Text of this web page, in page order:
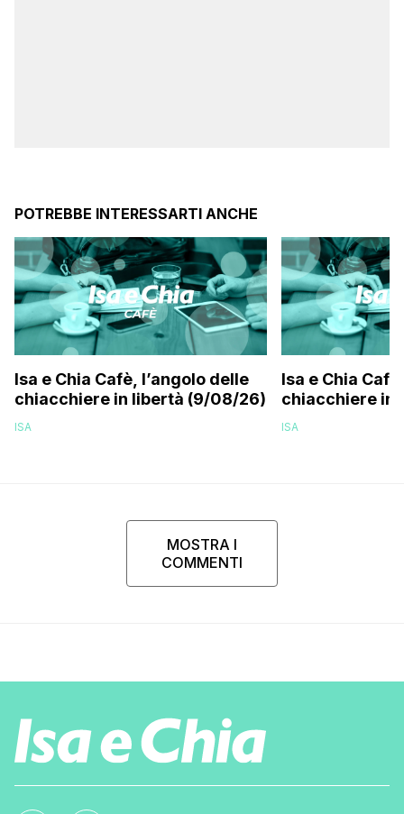
POTREBBE INTERESSARTI ANCHE
Isa e Chia Cafè, l’angolo delle
chiacchiere in libertà (9/08/26)
ISA
Isa e Chia
chiacchiere in
ISA
MOSTRA I
COMMENTI